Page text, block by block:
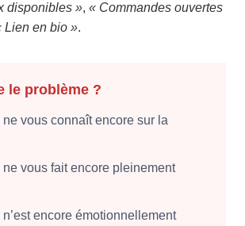
disponibles », « Commandes ouvertes
Lien en bio ».
le problème ?
ne vous connaît encore sur la
ne vous fait encore pleinement
n’est encore émotionnellement